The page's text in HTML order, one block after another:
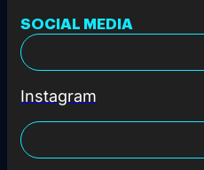
SOCIAL MEDIA
Instagram